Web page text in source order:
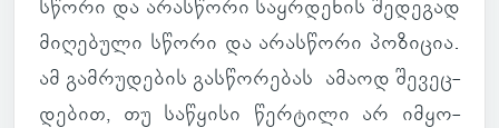
სწორი და არას­წორი საყ­რდე­ნის შე­დე­გად
მი­ღე­ბული სწორი და არას­წორი პო­ზი­ცია.
ამ გამ­რუ­დე­ბის გას­წო­რე­ბას ამაოდ შე­ვეც­
დე­ბით, თუ სა­წყისი წერ­ტილი არ იმ­ყო­